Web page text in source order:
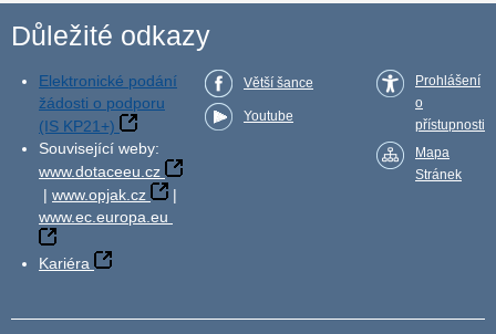
Důležité odkazy
Elektronické podání
žádosti o podporu
(IS KP21+)
Související weby:
www.dotaceeu.cz
| www.opjak.cz
|
www.ec.europa.eu
Kariéra
Větší šance
Youtube
Prohlášení
o
přístupnosti
Mapa
Stránek